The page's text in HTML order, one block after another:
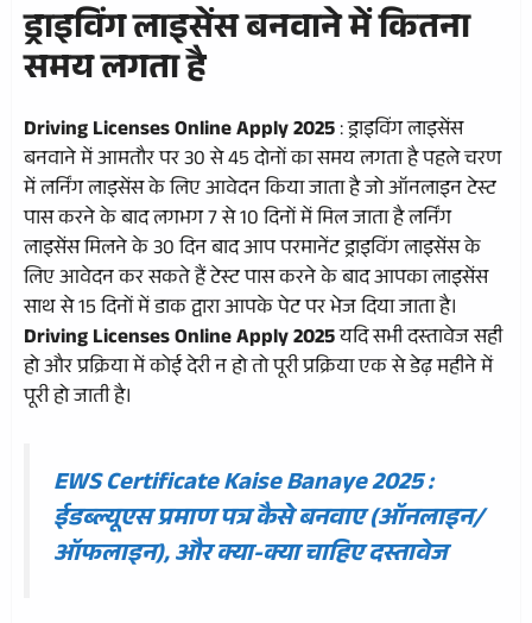
ड्राइविंग लाइसेंस बनवाने में कितना
समय लगता है
Driving Licenses Online Apply 2025: ड्राइविंग लाइसेंस
बनवाने में आमतौर पर 30 से 45 दोनों का समय लगता है पहले चरण
में लर्निंग लाइसेंस के लिए आवेदन किया जाता है जो ऑनलाइन टेस्ट
पास करने के बाद लगभग 7 से 10 दिनों में मिल जाता है लर्निंग
लाइसेंस मिलने के 30 दिन बाद आप परमानेंट ड्राइविंग लाइसेंस के
लिए आवेदन कर सकते हैं टेस्ट पास करने के बाद आपका लाइसेंस
साथ से 15 दिनों में डाक द्वारा आपके पेट पर भेज दिया जाता है।
Driving Licenses Online Apply 2025यदि सभी दस्तावेज सही
हो और प्रक्रिया में कोई देरी न हो तो पूरी प्रक्रिया एक से डेढ़ महीने में
पूरी हो जाती है।
EWS Certificate Kaise Banaye 2025 :
ईडब्ल्यूएस प्रमाण पत्र कैसे बनवाए (ऑनलाइन/
ऑफलाइन), और क्या-क्या चाहिए दस्तावेज